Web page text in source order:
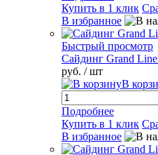
Купить в 1 клик
В избранное
Быстрый просмотр
Сайдинг Grand
руб. / шт
В
Подробнее
Купить в 1 клик
В избранное